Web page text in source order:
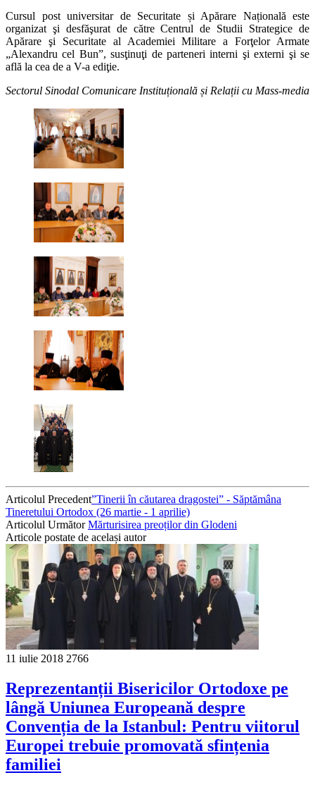
Cursul post universitar de Securitate și Apărare Națională este
organizat şi desfăşurat de către Centrul de Studii Strategice de
Apărare şi Securitate al Academiei Militare a Forţelor Armate
„Alexandru cel Bun”, susţinuţi de parteneri interni şi externi şi se
află la cea de a V-a ediţie.
Sectorul Sinodal Comunicare Instituțională și Relații cu Mass-media
Articolul Precedent”Tinerii în căutarea dragostei” - Săptămâna
Tineretului Ortodox (26 martie - 1 aprilie)
Articolul UrmătorMărturisirea preoților din Glodeni
Articole postate de același autor
11 iulie 2018 2766
Reprezentanții Bisericilor Ortodoxe pe
lângă Uniunea Europeană despre
Convenția de la Istanbul: Pentru viitorul
Europei trebuie promovată sfințenia
familiei